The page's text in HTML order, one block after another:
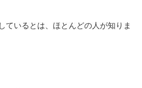
ているとは、ほとんどの人が知りま